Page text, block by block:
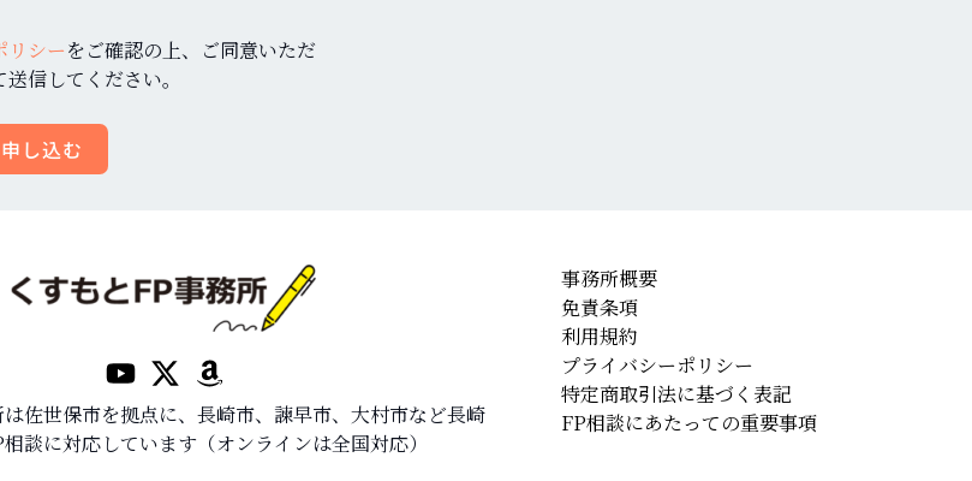
リシーをご確認の上、ご同意いただ
信してください。
申し込む
佐世保市を拠点に、長崎市、諫早市、大村市など長崎
談に対応しています（オンラインは全国対応）
事務所概要
免責条項
利用規約
プライバシーポリシー
特定商取引法に基づく表記
FP相談にあたっての重要事項